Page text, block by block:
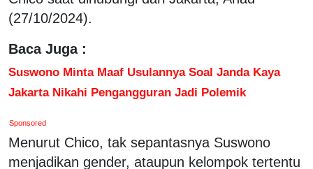
(27/10/2024).
Baca Juga :
Suswono Minta Maaf Usulannya Soal Janda Kaya
Jakarta Nikahi Pengangguran Jadi Polemik
Sponsored
Menurut Chico, tak sepantasnya Suswono
menjadikan gender, ataupun kelompok tertentu